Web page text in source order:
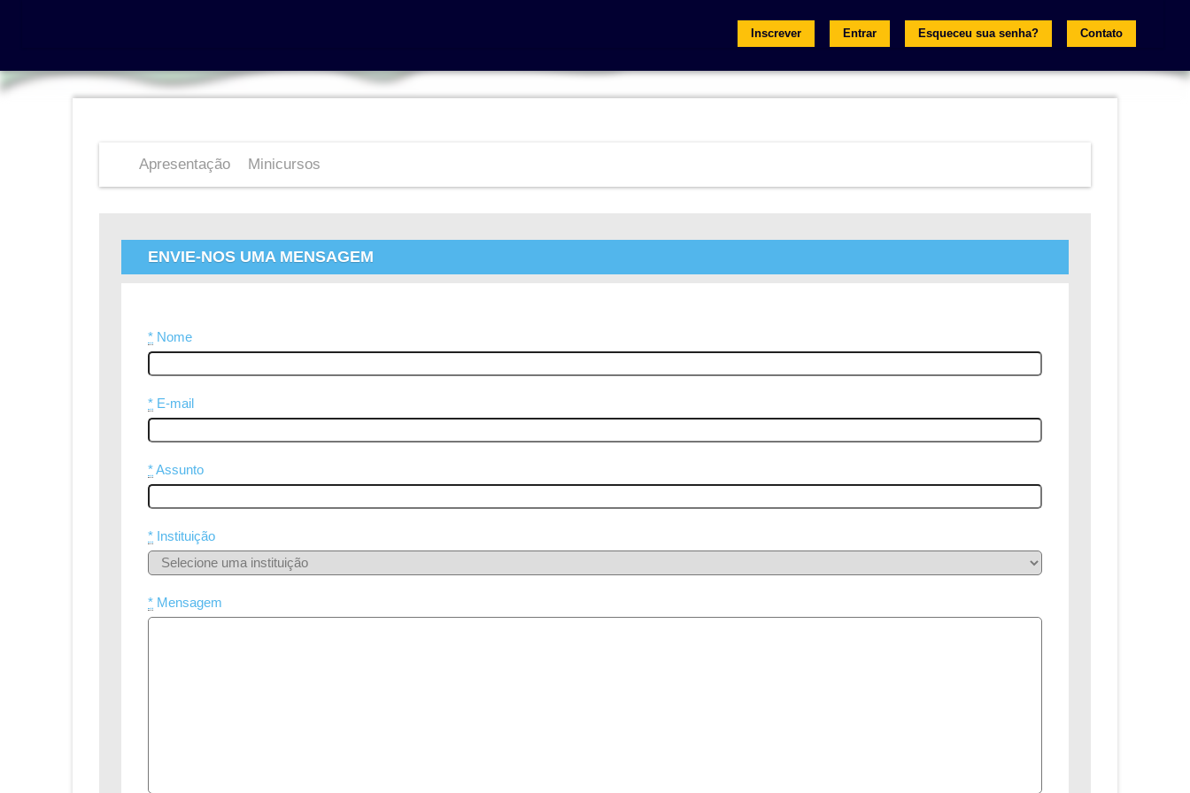
Inscrever Entrar Esqueceu sua senha? Contato
Apresentação Minicursos
ENVIE-NOS UMA MENSAGEM
* Nome
* E-mail
*Assunto
* Instituição
* Mensagem